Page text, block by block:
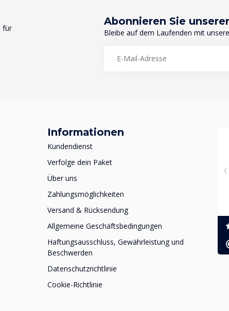
für
Abonnieren Sie
Bleibe auf dem Laufenden mit
Informationen
Kundendienst
Verfolge dein Paket
Über uns
Zahlungsmöglichkeiten
Versand & Rücksendung
Allgemeine Geschäftsbedingungen
Haftungsausschluss, Gewährleistung und
Beschwerden
Datenschutzrichtlinie
Cookie-Richtlinie